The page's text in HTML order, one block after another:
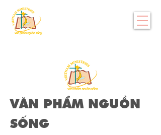
VĂN PHẨM NGUỒN
SỐNG